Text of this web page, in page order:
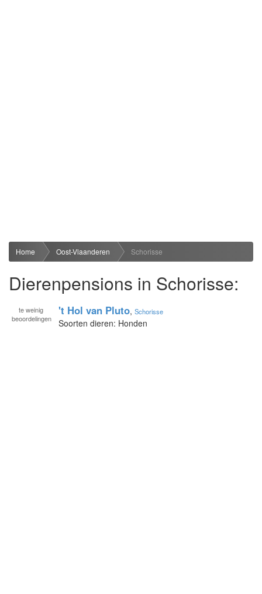
Home Oost-Vlaanderen Schorisse
Dierenpensions in Schorisse:
te weinig
beoordelingen
't Hol van Pluto, Schorisse
Soorten dieren: Honden